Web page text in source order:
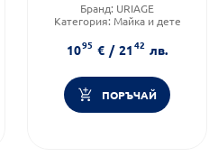
Бранд: URIAGE
Категория: Майка и дете
1095 € / 2142 лв.
ПОРЪЧАЙ